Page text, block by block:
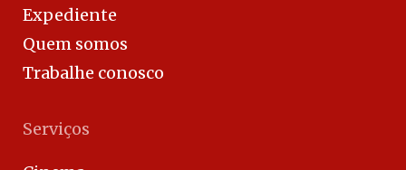
Expediente
Quem somos
Trabalhe conosco
Serviços